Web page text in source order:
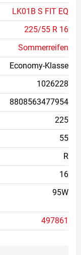
LK01B S FIT EQ
225/55 R 16
Sommerreifen
Economy-Klasse
1026228
8808563477954
225
55
R
16
95W
497861